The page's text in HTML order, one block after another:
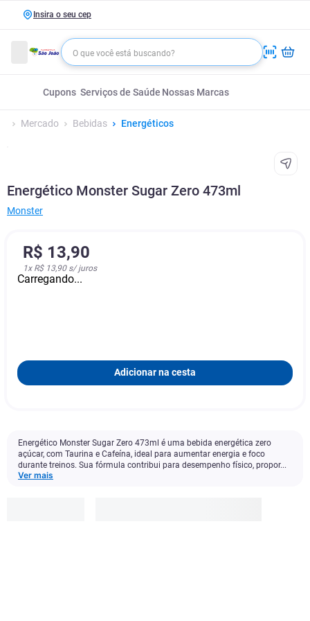
Insira o seu cep
Cupons Serviços de Saúde Nossas Marcas
Mercado Bebidas Energéticos
Energético Monster Sugar Zero 473ml
Monster
R$ 13,90
1x R$ 13,90s/ juros
Carregando...
Adicionar na cesta
Energético Monster Sugar Zero 473ml é uma bebida energética zero
açúcar, com Taurina e Cafeína, ideal para aumentar energia e foco
durante treinos. Sua fórmula contribui para desempenho físico, propor...
Ver mais